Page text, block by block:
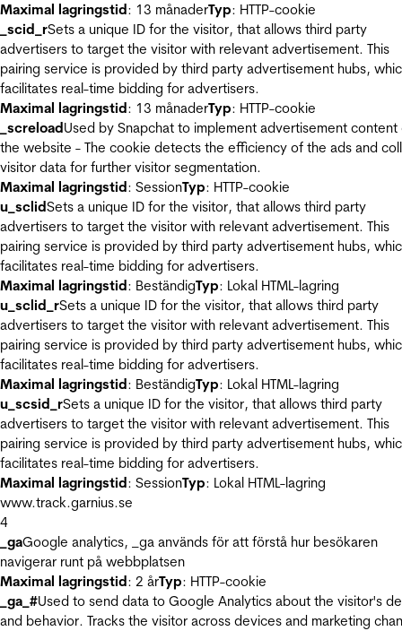
Maximal lagringstid: 13 månaderTyp: HTTP-cookie
_scid_rSets a unique ID for the visitor, that allows third party
advertisers to target the visitor with relevant advertisement. This
pairing service is provided by third party advertisement hubs,
facilitates real-time bidding for advertisers.
Maximal lagringstid: 13 månaderTyp: HTTP-cookie
_screloadUsed by Snapchat to implement advertisement content
the website - The cookie detects the efficiency of the ads and
visitor data for further visitor segmentation.
Maximal lagringstid: SessionTyp: HTTP-cookie
u_sclidSets a unique ID for the visitor, that allows third party
advertisers to target the visitor with relevant advertisement. This
pairing service is provided by third party advertisement hubs,
facilitates real-time bidding for advertisers.
Maximal lagringstid: BeständigTyp: Lokal HTML-lagring
u_sclid_rSets a unique ID for the visitor, that allows third party
advertisers to target the visitor with relevant advertisement. This
pairing service is provided by third party advertisement hubs,
facilitates real-time bidding for advertisers.
Maximal lagringstid: BeständigTyp: Lokal HTML-lagring
u_scsid_rSets a unique ID for the visitor, that allows third party
advertisers to target the visitor with relevant advertisement. This
pairing service is provided by third party advertisement hubs,
facilitates real-time bidding for advertisers.
Maximal lagringstid: SessionTyp: Lokal HTML-lagring
www.track.garnius.se
4
_gaGoogle analytics, _ga används för att förstå hur besökaren
navigerar runt på webbplatsen
Maximal lagringstid: 2 årTyp: HTTP-cookie
_ga_#Used to send data to Google Analytics about the visitor's
and behavior. Tracks the visitor across devices and marketing